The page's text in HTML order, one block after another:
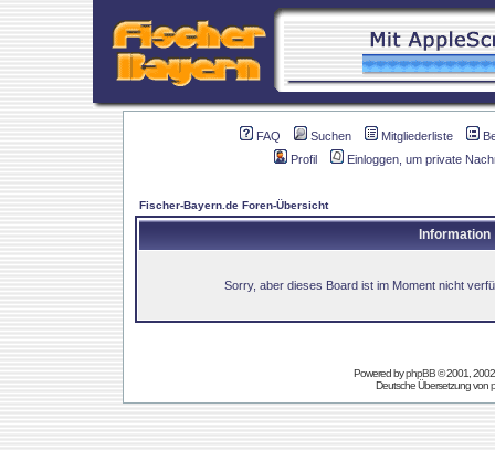
FAQ Suchen Mitgliederliste
Profil
Einloggen, um private
Fischer-Bayern.de Foren-Übersicht
Information
Sorry, aber dieses Board ist im Moment nicht
Powered byphpBB© 2001,
Deutsche Übersetzung von